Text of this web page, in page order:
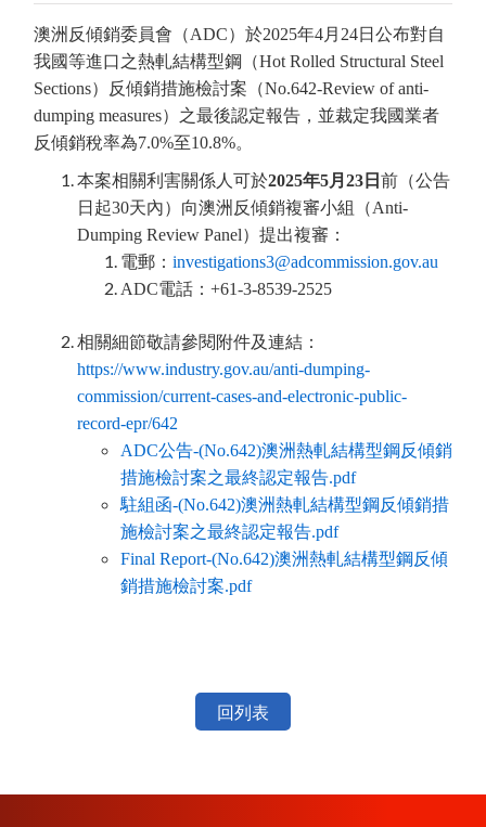
澳洲反傾銷委員會（ADC）於2025年4月24日公布對自
我國等進口之熱軋結構型鋼（Hot Rolled Structural Steel
Sections）反傾銷措施檢討案（No.642-Review of anti-
dumping measures）之最後認定報告，並裁定我國業者
反傾銷稅率為7.0%至10.8%。
本案相關利害關係人可於2025年5月23日 前（公告
日起30天內）向澳洲反傾銷複審小組（Anti-
Dumping Review Panel）提出複審：
電郵： investigations3@adcommission.gov.au
ADC電話：+61-3-8539-2525
相關細節敬請參閱附件及連結：
https://www.industry.gov.au/anti-dumping-
commission/current-cases-and-electronic-public-
record-epr/642
ADC公告-(No.642)澳洲熱軋結構型鋼反傾銷
措施檢討案之最終認定報告.pdf
駐組函-(No.642)澳洲熱軋結構型鋼反傾銷措
施檢討案之最終認定報告.pdf
Final Report-(No.642)澳洲熱軋結構型鋼反傾
銷措施檢討案.pdf
回列表